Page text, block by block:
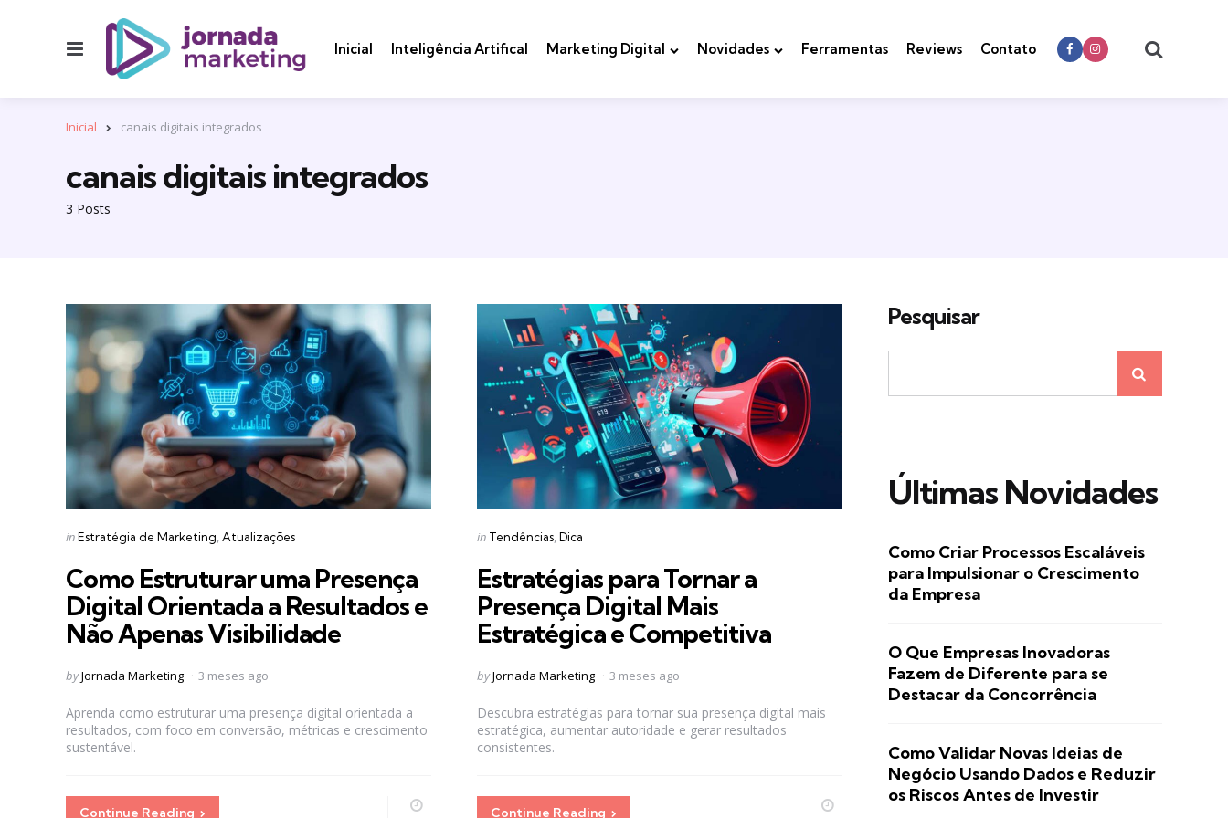
Inicial Inteligência Artifical Marketing Digital Novidades Ferramentas Reviews Contato
Inicial canais digitais integrados
3 Posts
canais digitais integrados
Categories
Posted
inEstratégia de Marketing Atualizações
Como Estruturar uma Presença
Digital Orientada a Resultados e
Não Apenas Visibilidade
Posted
byJornada Marketing 3 meses ago
Aprenda como estruturar uma presença digital orientada a
resultados, com foco em conversão, métricas e crescimento
sustentável.
Continue Reading
Categories
Posted
in Tendências Dica
Estratégias para Tornar a
Presença Digital Mais
Estratégica e Competitiva
Posted
byJornada Marketing 3 meses ago
Descubra estratégias para tornar sua presença digital mais
estratégica, aumentar autoridade e gerar resultados
consistentes.
Continue Reading
Pesquisar
Últimas Novidades
Como Criar Processos Escaláveis
para Impulsionar o Crescimento
da Empresa
O Que Empresas Inovadoras
Fazem de Diferente para se
Destacar da Concorrência
Como Validar Novas Ideias de
Negócio Usando Dados e Reduzir
os Riscos Antes de Investir